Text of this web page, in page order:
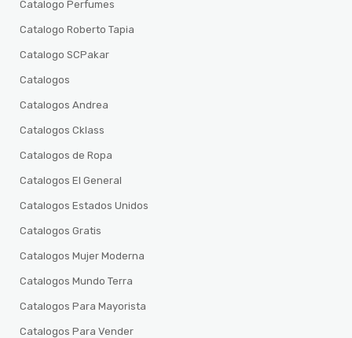
Catalogo Perfumes
Catalogo Roberto Tapia
Catalogo SCPakar
Catalogos
Catalogos Andrea
Catalogos Cklass
Catalogos de Ropa
Catalogos El General
Catalogos Estados Unidos
Catalogos Gratis
Catalogos Mujer Moderna
Catalogos Mundo Terra
Catalogos Para Mayorista
Catalogos Para Vender